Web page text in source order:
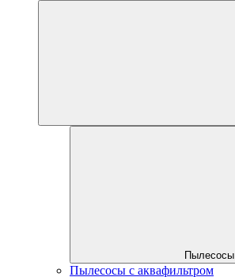
Пылесосы
Пылесосы с аквафильтром